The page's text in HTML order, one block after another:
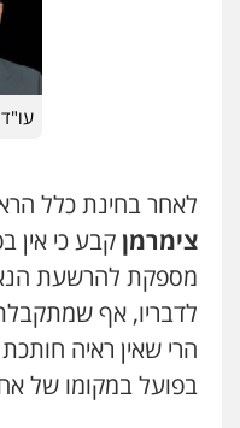
עו"ד
לאחר בחינת כלל
צימרמןקבע כי אין
מספקת להרשעת
לדבריו, אף
הרי שאין ראיה
בפועל במקומו של